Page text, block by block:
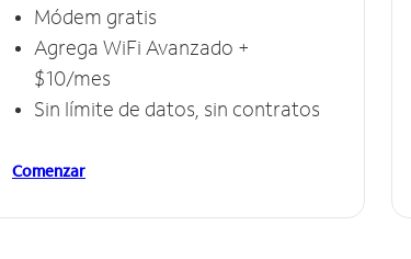
Módem gratis
Agrega WiFi Avanzado +
$10/mes
Sin límite de datos, sin contratos
Comenzar